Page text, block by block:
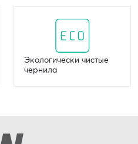
Экологически чистые
чернила